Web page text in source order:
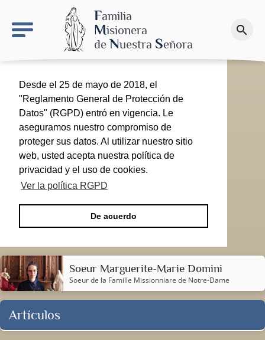
Familia
Misionera
de Nuestra Señora
search
El proyecto de Nuestra Señora de las Nieves
Haz una donación
Desde el 25 de mayo de 2018, el
"Reglamento General de Protección de
Datos" (RGPD) entró en vigencia. Le
aseguramos nuestro compromiso de
proteger sus datos. Al utilizar nuestro sitio
web, usted acepta nuestra política de
privacidad y el uso de cookies.
Ver la política RGPD
De acuerdo
Soeur Marguerite-Marie Domini
Soeur de la Famille Missionniare de Notre-Dame
Artículos